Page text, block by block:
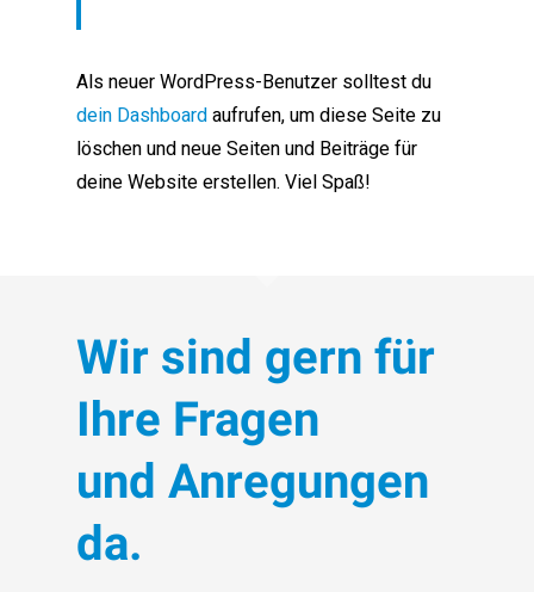
Als neuer WordPress-Benutzer solltest du
dein Dashboardaufrufen, um diese Seite zu
löschen und neue Seiten und Beiträge für
deine Website erstellen. Viel Spaß!
Wir sind gern für
Ihre Fragen
und Anregungen
da.